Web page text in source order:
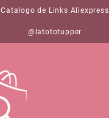
Catalogo de Links Aliexpress
@latototupper